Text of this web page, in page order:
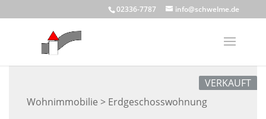
to
02336-7787 info@schwelme.de
Wohnimmobilie > Erdgeschosswohnung
VERKAUFT